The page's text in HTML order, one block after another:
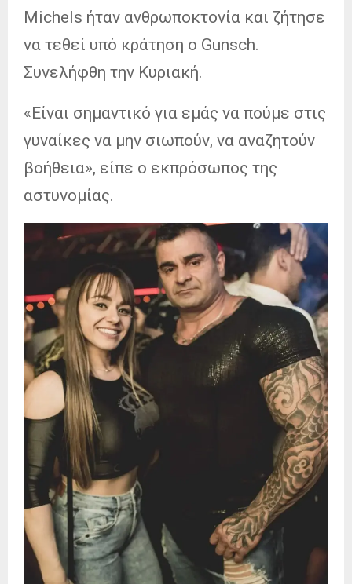
Michels ήταν ανθρωποκτονία και ζήτησε
να τεθεί υπό κράτηση ο Gunsch.
Συνελήφθη την Κυριακή.
«Είναι σημαντικό για εμάς να πούμε στις
γυναίκες να μην σιωπούν, να αναζητούν
βοήθεια», είπε ο εκπρόσωπος της
αστυνομίας.